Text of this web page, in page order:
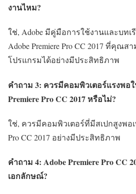
งานไหม?
ใช่, Adobe มีคู่มือการใช้งานและบท
Adobe Premiere Pro CC 2017 ที่คุณส
โปรแกรมได้อย่างมีประสิทธิภาพ
คำถาม 3: ควรมีคอมพิวเตอร์แรงพอ
Premiere Pro CC 2017 หรือไม่?
ใช่, ควรมีคอมพิวเตอร์ที่มีสเปกสูงพอเ
Pro CC 2017 อย่างมีประสิทธิภาพ
คำถาม 4: Adobe Premiere Pro CC
เอกลักษณ์?